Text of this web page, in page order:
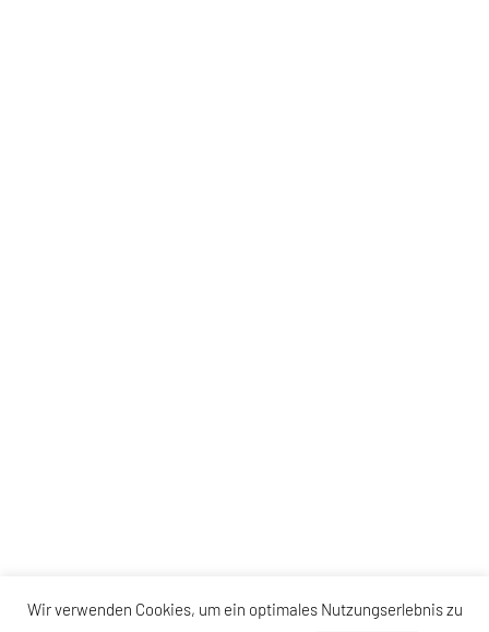
Wir verwenden Cookies, um ein optimales Nutzungserlebnis zu